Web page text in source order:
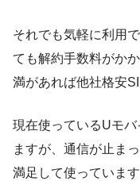
それでも気軽に利用
ても解約手数料がか
満があれば他社格安
現在使っているUモ
ますが、通信が止ま
満足して使っています